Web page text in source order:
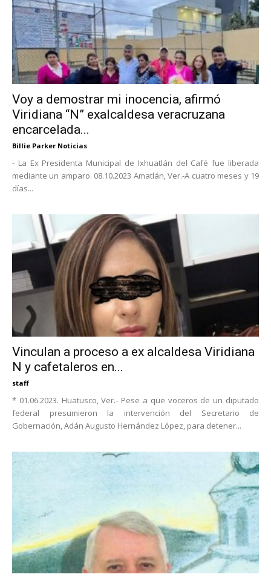
Voy a demostrar mi inocencia, afirmó
Viridiana “N” exalcaldesa veracruzana
encarcelada...
Billie Parker Noticias
- La Ex Presidenta Municipal de Ixhuatlán del Café fue liberada
mediante un amparo. 08.10.2023 Amatlán, Ver.-A cuatro meses y 19
días...
Vinculan a proceso a ex alcaldesa Viridiana
N y cafetaleros en...
staff
* 01.06.2023. Huatusco, Ver.- Pese a que voceros de un diputado
federal presumieron la intervención del Secretario de
Gobernación, Adán Augusto Hernández López, para detener...